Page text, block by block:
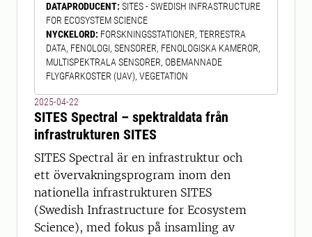
kartering Nationella Marktäckedata.
Basinventeringens stickprov består av
639 ru
DATAPRODUCENT: SITES - SWEDISH INFRASTRUCTURE
FOR ECOSYSTEM SCIENCE
NYCKELORD: FORSKNINGSSTATIONER, TERRESTRA
DATA, FENOLOGI, SENSORER, FENOLOGISKA KAMEROR,
MULTISPEKTRALA SENSORER, OBEMANNADE
FLYGFARKOSTER (UAV), VEGETATION
2025-04-22
SITES Spectral – spektraldata från
infrastrukturen SITES
SITES Spectral är en infrastruktur och
ett övervakningsprogram inom den
nationella infrastrukturen SITES
(Swedish Infrastructure for Ecosystem
Science), med fokus på insamling av